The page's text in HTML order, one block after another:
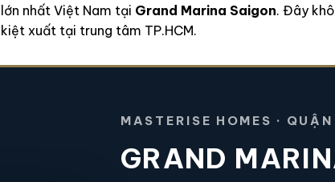
nhất Việt Nam tại Grand Marina Saigon. Đây
xuất tại trung tâm TP.HCM.
MASTERISE HOMES ·
GRAND